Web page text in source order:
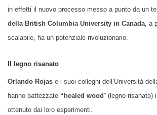
in effetti il nuovo processo messo a punto da un
della British Columbia University in Canada, a
scalabile, ha un potenziale rivoluzionario.
Il legno risanato
Orlando Rojas e i suoi colleghi dell’Università
hanno battezzato “healed wood” (legno risanato)
ottenuto dai loro esperimenti.